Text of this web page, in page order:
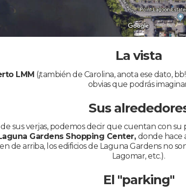
La vista
LMM (¡también de Carolina, anota ese dato,
obvias que podrás
Sus
sus verjas, podemos decir que cuentan con su
Gardens Shopping Center, donde hace
de arriba, los edificios de Laguna Gardens no
Lagomar, etc.).
El "parking"